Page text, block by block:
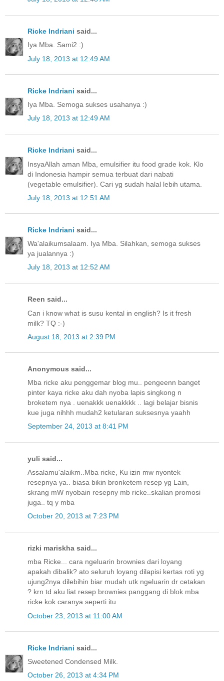
Ricke Indriani said...
Iya Mba. Sami2 :)
July 18, 2013 at 12:49 AM
Ricke Indriani said...
Iya Mba. Semoga sukses usahanya :)
July 18, 2013 at 12:49 AM
Ricke Indriani said...
InsyaAllah aman Mba, emulsifier itu food grade kok. Klo
di Indonesia hampir semua terbuat dari nabati
(vegetable emulsifier). Cari yg sudah halal lebih utama.
July 18, 2013 at 12:51 AM
Ricke Indriani said...
Wa'alaikumsalaam. Iya Mba. Silahkan, semoga sukses
ya jualannya :)
July 18, 2013 at 12:52 AM
Reen said...
Can i know what is susu kental in english? Is it fresh
milk? TQ :-)
August 18, 2013 at 2:39 PM
Anonymous said...
Mba ricke aku penggemar blog mu.. pengeenn banget
pinter kaya ricke aku dah nyoba lapis singkong n
broketem nya . uenakkk uenakkkk .. lagi belajar bisnis
kue juga nihhh mudah2 ketularan suksesnya yaahh
September 24, 2013 at 8:41 PM
yuli said...
Assalamu'alaikm..Mba ricke, Ku izin mw nyontek
resepnya ya.. biasa bikin bronketem resep yg Lain,
skrang mW nyobain resepny mb ricke..skalian promosi
juga.. tq y mba
October 20, 2013 at 7:23 PM
rizki mariskha said...
mba Ricke... cara ngeluarin brownies dari loyang
apakah dibalik? ato seluruh loyang dilapisi kertas roti yg
ujung2nya dilebihin biar mudah utk ngeluarin dr cetakan
? krn td aku liat resep brownies panggang di blok mba
ricke kok caranya seperti itu
October 23, 2013 at 11:00 AM
Ricke Indriani said...
Sweetened Condensed Milk.
October 26, 2013 at 4:34 PM